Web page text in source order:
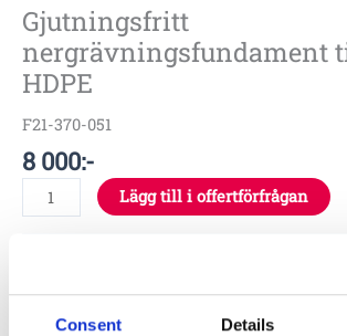
Consent Details
Gjutningsfritt
nergrävningsfundament
HDPE
F21-370-051
8 000:-
mängd
Lägg till i offertförfrågan